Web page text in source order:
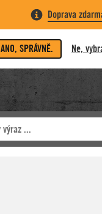
Doprava
ANO, SPRÁVNĚ. Ne,